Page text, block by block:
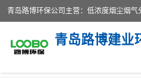
青岛路博建业